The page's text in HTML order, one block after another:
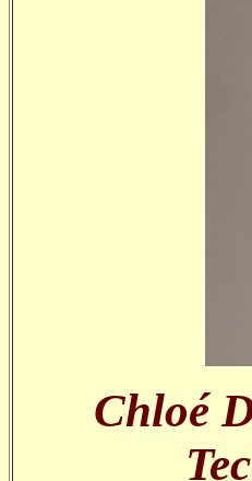
Chloé